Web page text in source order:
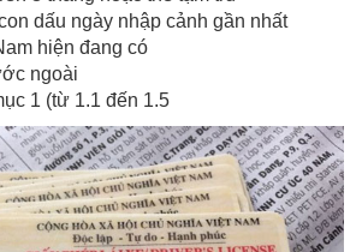
dấu ngày nhập cảnh gần nhất
hiện đang có
ngoài
1 (từ 1.1 đến 1.5